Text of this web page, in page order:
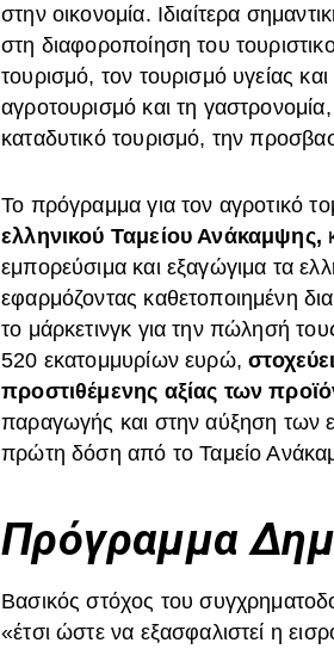
στην οικονομία. Ιδιαίτερα
στη διαφοροποίηση του
τουρισμό, τον τουρισμό υγείας
αγροτουρισμό και τη
καταδυτικό τουρισμό, την
Το πρόγραμμα για τον αγροτικό
ελληνικού Ταμείου Ανάκαμψης,
εμπορεύσιμα και εξαγώγιμα τα
εφαρμόζοντας καθετοποιημένη
το μάρκετινγκ για την πώλησή
520 εκατομμυρίων ευρώ,
προστιθέμενης αξίας των
παραγωγής και στην αύξηση των
πρώτη δόση από το Ταμείο
Πρόγραμμα
Βασικός στόχος του
«έτσι ώστε να εξασφαλιστεί η